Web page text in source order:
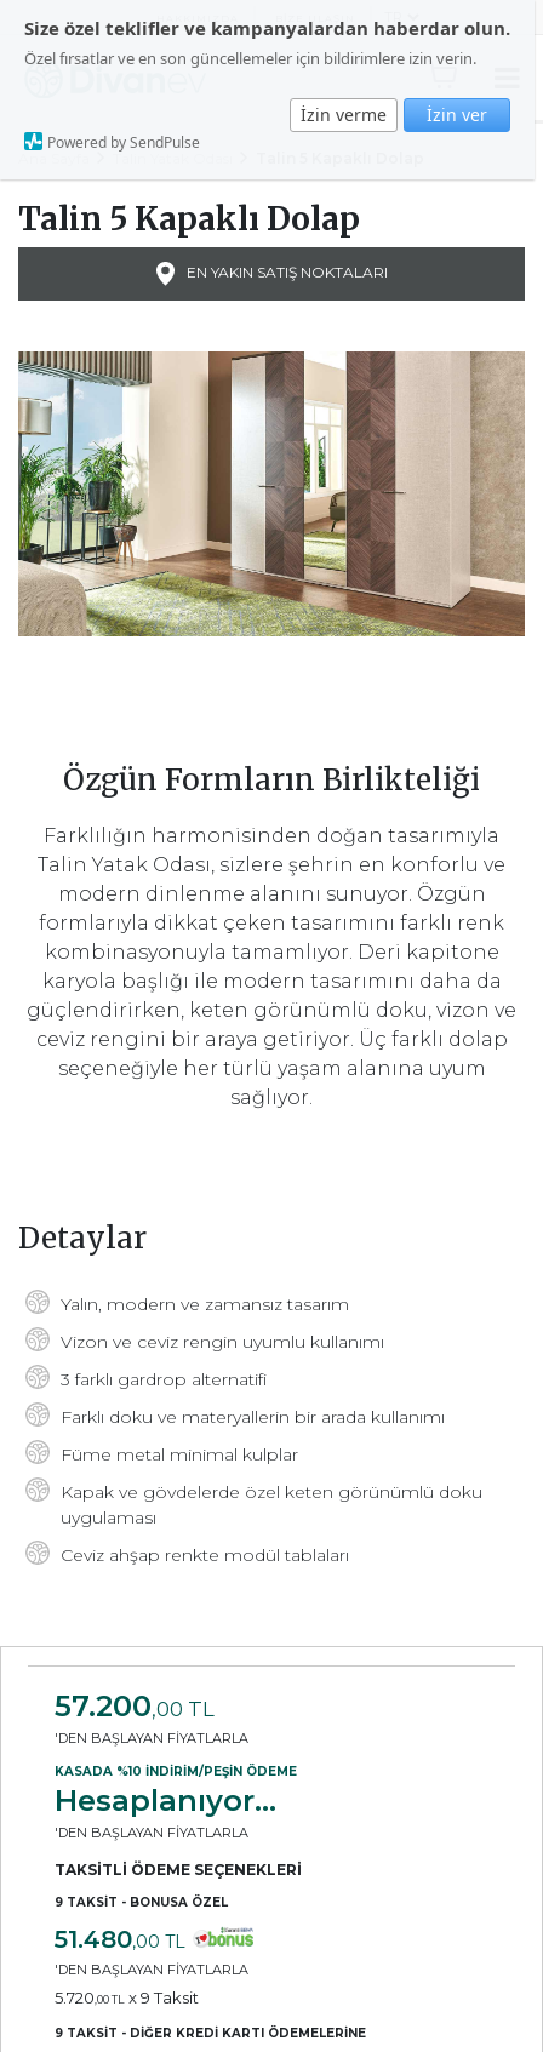
Size özel teklifler ve kampanyalardan haberdar olun.
Özel fırsatlar ve en son güncellemeler için bildirimlere izin verin.
İzin verme İzin ver
Powered by SendPulse
Talin 5 Kapaklı Dolap
EN YAKIN SATIŞ NOKTALARI
Özgün Formların Birlikteliği
Farklılığın harmonisinden doğan tasarımıyla
Talin Yatak Odası, sizlere şehrin en konforlu ve
modern dinlenme alanını sunuyor. Özgün
formlarıyla dikkat çeken tasarımını farklı renk
kombinasyonuyla tamamlıyor. Deri kapitone
karyola başlığı ile modern tasarımını daha da
güçlendirirken, keten görünümlü doku, vizon ve
ceviz rengini bir araya getiriyor. Üç farklı dolap
seçeneğiyle her türlü yaşam alanına uyum
sağlıyor.
Detaylar
Yalın, modern ve zamansız tasarım
Vizon ve ceviz rengin uyumlu kullanımı
3 farklı gardrop alternatifi
Farklı doku ve materyallerin bir arada kullanımı
Füme metal minimal kulplar
Kapak ve gövdelerde özel keten görünümlü doku
uygulaması
Ceviz ahşap renkte modül tablaları
57.200,00 TL
'DEN BAŞLAYAN FİYATLARLA
KASADA %10 İNDİRİM/PEŞİN ÖDEME
Hesaplanıyor...
'DEN BAŞLAYAN FİYATLARLA
TAKSİTLİ ÖDEME SEÇENEKLERİ
9 TAKSİT - BONUSA ÖZEL
51.480,00 TL
'DEN BAŞLAYAN FİYATLARLA
5.720,00 TL x 9 Taksit
9 TAKSİT - DİĞER KREDİ KARTI ÖDEMELERİNE